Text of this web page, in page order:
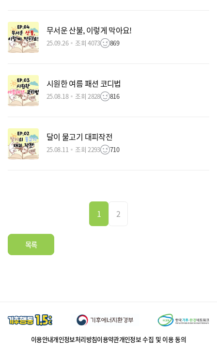
무서운 산불, 이렇게 막아요!
25.09.26 조회 4073 869
시원한 여름 패션 코디법
25.08.18 조회 2828 816
달이 물고기 대피작전
25.08.11 조회 2293 710
1 2
목록
이용안내개인정보처리방침이용약관개인정보 수집 및 이용 동의